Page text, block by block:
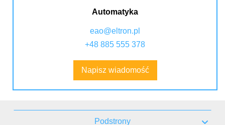
Automatyka
eao@eltron.pl
+48 885 555 378
Napisz wiadomość
Podstrony